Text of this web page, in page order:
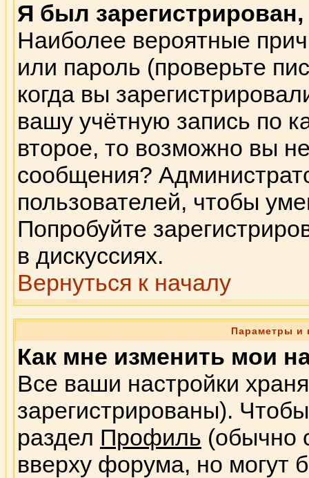
Я был
Наиболее вероятные
или пароль (проверьте
когда вы
вашу учётную запись по
второе, то возможно вы
сообщения?
пользователей, чтобы
Попробуйте
в дискуссиях.
Вернуться к началу
Параметры и
Как мне изменить мои
Все ваши настройки
зарегистрированы).
раздел Профиль (обычно
вверху форума, но могут